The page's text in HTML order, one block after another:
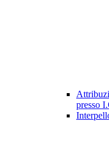
presso